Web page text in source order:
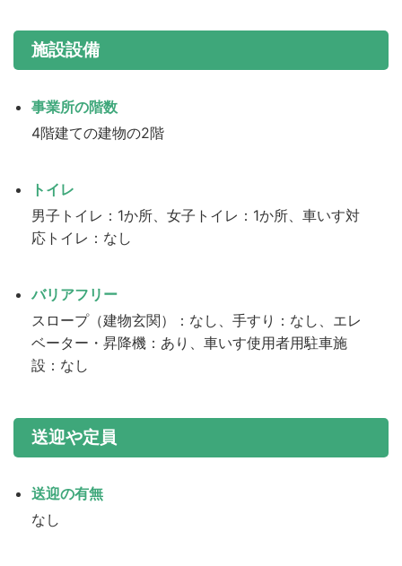
施設設備
事業所の階数
4階建ての建物の2階
トイレ
男子トイレ：1か所、女子トイレ：1か所、車いす対
応トイレ：なし
バリアフリー
スロープ（建物玄関）：なし、手すり：なし、エレ
ベーター・昇降機：あり、車いす使用者用駐車施
設：なし
送迎や定員
送迎の有無
なし